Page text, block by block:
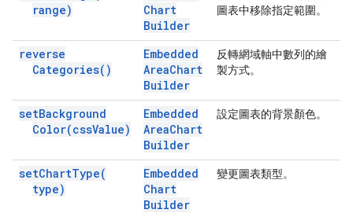
range)
Chart
Builder
圖表中移除指定範圍。
reverse
Categories( )
Embedded
AreaChart
Builder
反轉網域軸中數列的繪
製方式。
setBackground
Color(cssValue)
Embedded
AreaChart
Builder
設定圖表的背景顏色。
setChartType(
type)
Embedded
Chart
Builder
變更圖表類型。